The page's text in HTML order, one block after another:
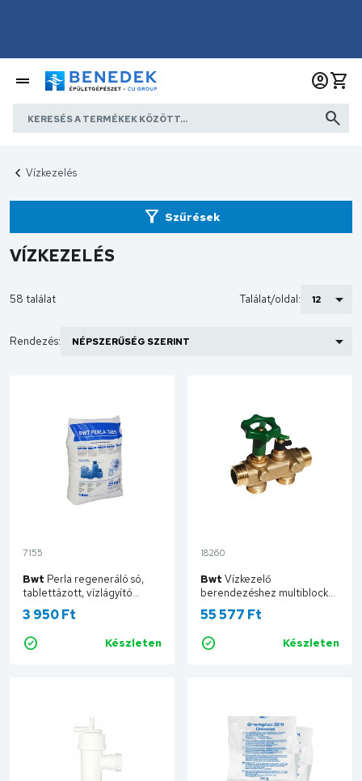
Vízkezelés
VÍZKEZELÉS
58 találat Találat/oldal:
Rendezés:
7155
Bwt Perla regeneráló só,
tablettázott, vízlágyító
berendezésekhez, 25 kg
94239
3 950 Ft
Készleten
Kosárba
18260
Bwt Vízkezelő
berendezéshez multiblock
Inline "alap" M -
szerelvényblokk 887577
55 577 Ft
Készleten
Kosárba
Szűrések